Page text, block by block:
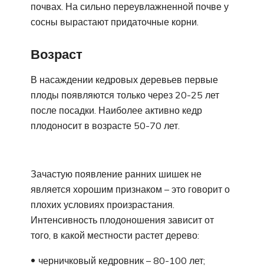
почвах. На сильно переувлажненной почве у
сосны вырастают придаточные корни.
Возраст
В насаждении кедровых деревьев первые
плоды появляются только через 20-25 лет
после посадки. Наиболее активно кедр
плодоносит в возрасте 50-70 лет.
Зачастую появление ранних шишек не
является хорошим признаком – это говорит о
плохих условиях произрастания.
Интенсивность плодоношения зависит от
того, в какой местности растет дерево:
черничковый кедровник – 80-100 лет;